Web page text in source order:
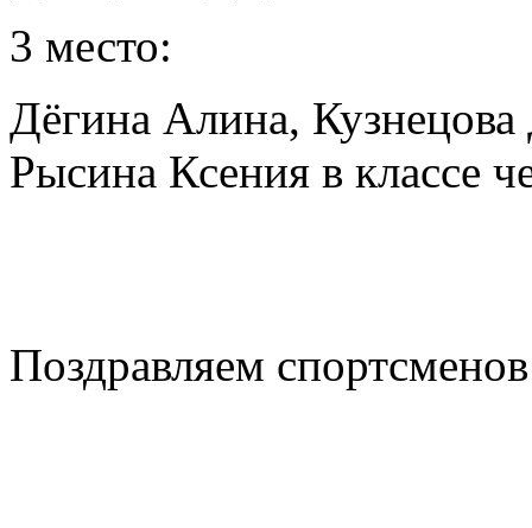
3 место:
Дёгина Алина,
Рысина Ксения в классе
Поздравляем